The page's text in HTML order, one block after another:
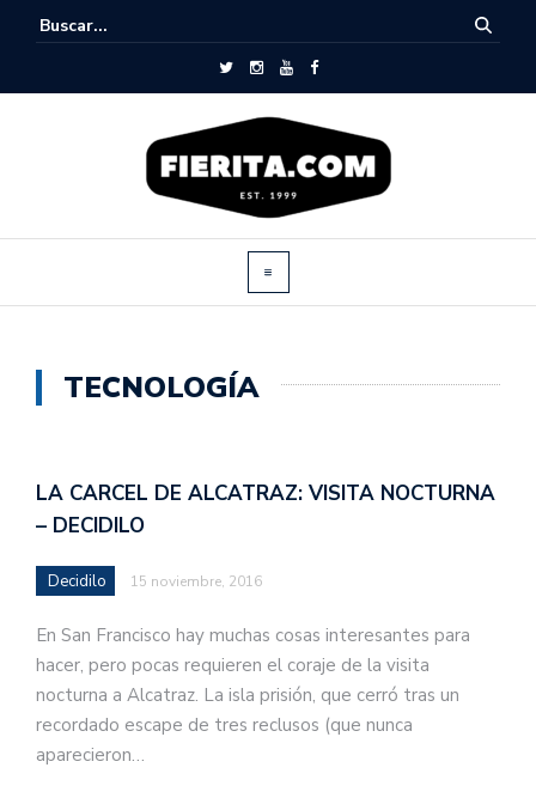
TECNOLOGÍA
LA CARCEL DE ALCATRAZ: VISITA NOCTURNA
– DECIDILO
Decidilo 15 noviembre, 2016
En San Francisco hay muchas cosas interesantes para
hacer, pero pocas requieren el coraje de la visita
nocturna a Alcatraz. La isla prisión, que cerró tras un
recordado escape de tres reclusos (que nunca
aparecieron…